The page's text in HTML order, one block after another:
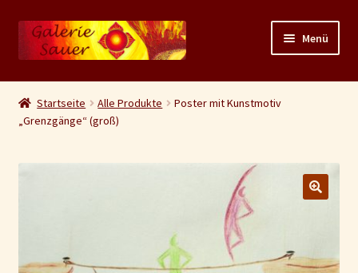
Zur
Navigation
Zum
Inhalt
Menü
Shop
Warenkorb
Kasse
Startseite Alle Produkte
Poster mit Kunstmotiv
„Grenzgänge“ (groß)